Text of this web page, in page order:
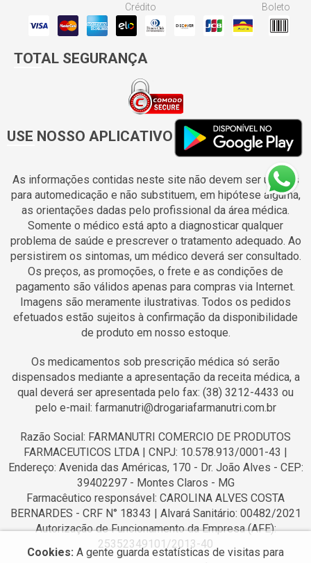
Crédito Boleto
TOTAL SEGURANÇA
USE NOSSO APLICATIVO
As informações contidas neste site não devem ser usadas
para automedicação e não substituem, em hipótese alguma,
as orientações dadas pelo profissional da área médica.
Somente o médico está apto a diagnosticar qualquer
problema de saúde e prescrever o tratamento adequado. Ao
persistirem os sintomas, um médico deverá ser consultado.
Os preços, as promoções, o frete e as condições de
pagamento são válidos apenas para compras via Internet.
Imagens são meramente ilustrativas. Todos os pedidos
efetuados estão sujeitos à confirmação da disponibilidade
de produto em nosso estoque.
Os medicamentos sob prescrição médica só serão
dispensados mediante a apresentação da receita médica, a
qual deverá ser apresentada pelo fax: (38) 3212-4433 ou
pelo e-mail: farmanutri@drogariafarmanutri.com.br
Razão Social: FARMANUTRI COMERCIO DE PRODUTOS
FARMACEUTICOS LTDA | CNPJ: 10.578.913/0001-43 |
Endereço: Avenida das Américas, 170 - Dr. João Alves - CEP:
39402297 - Montes Claros - MG
Farmacêutico responsável: CAROLINA ALVES COSTA
BERNARDES - CRF N° 18343 | Alvará Sanitário: 00482/2021
Autorização de Funcionamento da Empresa (AFE):
25352349101/2013-40
Cookies: A gente guarda estatísticas de visitas para